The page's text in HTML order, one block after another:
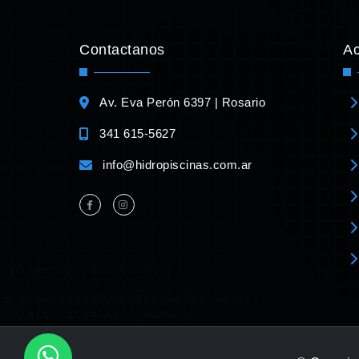
Contactanos
Av. Eva Perón 6397 | Rosario
341 615-5627
info@hidropiscinas.com.ar